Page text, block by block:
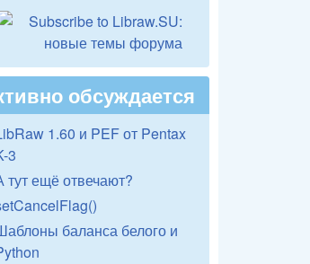
обсуждается
1.60 и PEF от Pentax
3
тут ещё отвечают?
баланса белого и